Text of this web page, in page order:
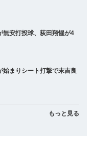
無安打投球、荻田翔惺が4
まりシート打撃で末吉良
もっと見る